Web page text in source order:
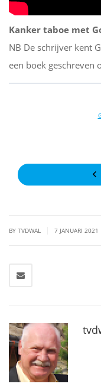
Kanker taboe met
NB De schrijver kent
een boek geschreven
BY TVDWAL 7 JANUARI 2021